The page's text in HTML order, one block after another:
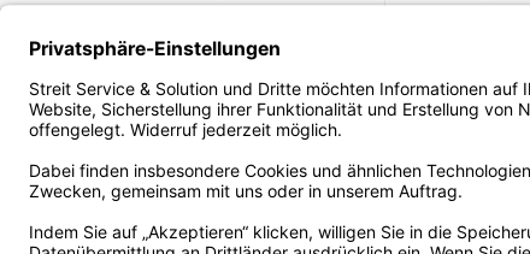
Elektronischer
Rechnungsversand
FAQ EUDR